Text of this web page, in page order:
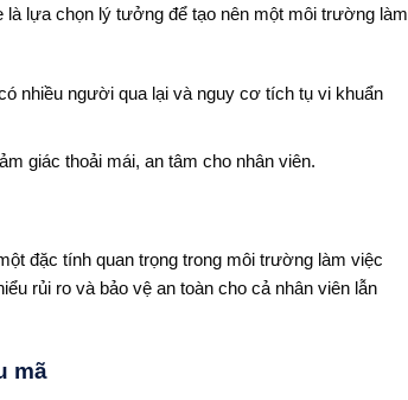
lựa chọn lý tưởng để tạo nên một môi trường làm
nhiều người qua lại và nguy cơ tích tụ vi khuẩn
giác thoải mái, an tâm cho nhân viên.
đặc tính quan trọng trong môi trường làm việc
rủi ro và bảo vệ an toàn cho cả nhân viên lẫn
mã